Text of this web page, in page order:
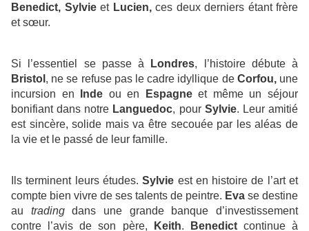
Benedict, Sylvieet Lucien,ces deux derniers étant frère
et sœur.
Si l’essentiel se passe à Londres, l’histoire débute à
Bristol , ne se refuse pas le cadre idyllique de Corfou,une
incursion en
Inde ou en Espagneet même un séjour
bonifiant dans notre Languedoc, pour Sylvie. Leur amitié
est sincère, solide mais va être secouée par les aléas de
la vie et le passé de leur famille.
Ils terminent leurs études.Sylvie est en histoire de l’art et
compte bien vivre de ses talents de peintre. Eva se destine
au tradingdans une grande banque d’investissement
contre l’avis de son père,
Keith. Benedictcontinue à